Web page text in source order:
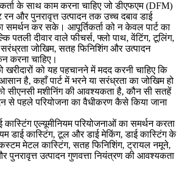
के साथ काम करना चाहिए जो डीएफएम (DFM)
और पुनरावृत्त उत्पादन तक उच्च दबाव डाई
समर्थन कर सके। आपूर्तिकर्ता को न केवल पार्ट का
पतली दीवार वाले फीचर्स, फ्लो पाथ, वेंटिंग, टूलिंग,
सरंध्रता जोखिम, सतह फिनिशिंग और उत्पादन
करना चाहिए।
खरीदारों को यह पहचानने में मदद करनी चाहिए कि
है, कहाँ पार्ट में भरने या सरंध्रता का जोखिम हो
सीएनसी मशीनिंग की आवश्यकता है, कौन सी सतहें
से पहले परियोजना का वैधीकरण कैसे किया जाना
कास्टिंग एल्यूमीनियम परियोजनाओं का समर्थन करता
डाई कास्टिंग, टूल और डाई मेकिंग, डाई कास्टिंग के
कस्टम मेटल कास्टिंग, सतह फिनिशिंग, ट्रायल नमूने,
पुनरावृत्त उत्पादन गुणवत्ता नियंत्रण की आवश्यकता